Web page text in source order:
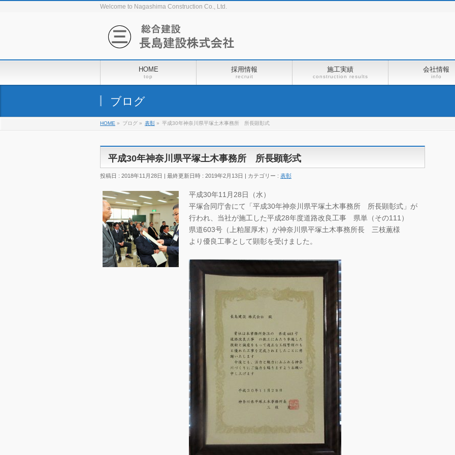
Welcome to Nagashima Construction Co., Ltd.
HOME
top
採用情報
recruit
施工実績
construction results
会社情報
info
ブログ
HOME » ブログ » 表彰 » 平成30年神奈川県平塚土木事務所 所長顕彰式
平成30年神奈川県平塚土木事務所 所長顕彰式
投稿日 : 2018年11月28日 最終更新日時 : 2019年2月13日 カテゴリー : 表彰
平成30年11月28日（水）
平塚合同庁舎にて「平成30年神奈川県平塚土木事務所 所長顕彰式」が
行われ、当社が施工した平成28年度道路改良工事 県単（その111）
県道603号（上粕屋厚木）が神奈川県平塚土木事務所長 三枝薫様
より優良工事として顕彰を受けました。